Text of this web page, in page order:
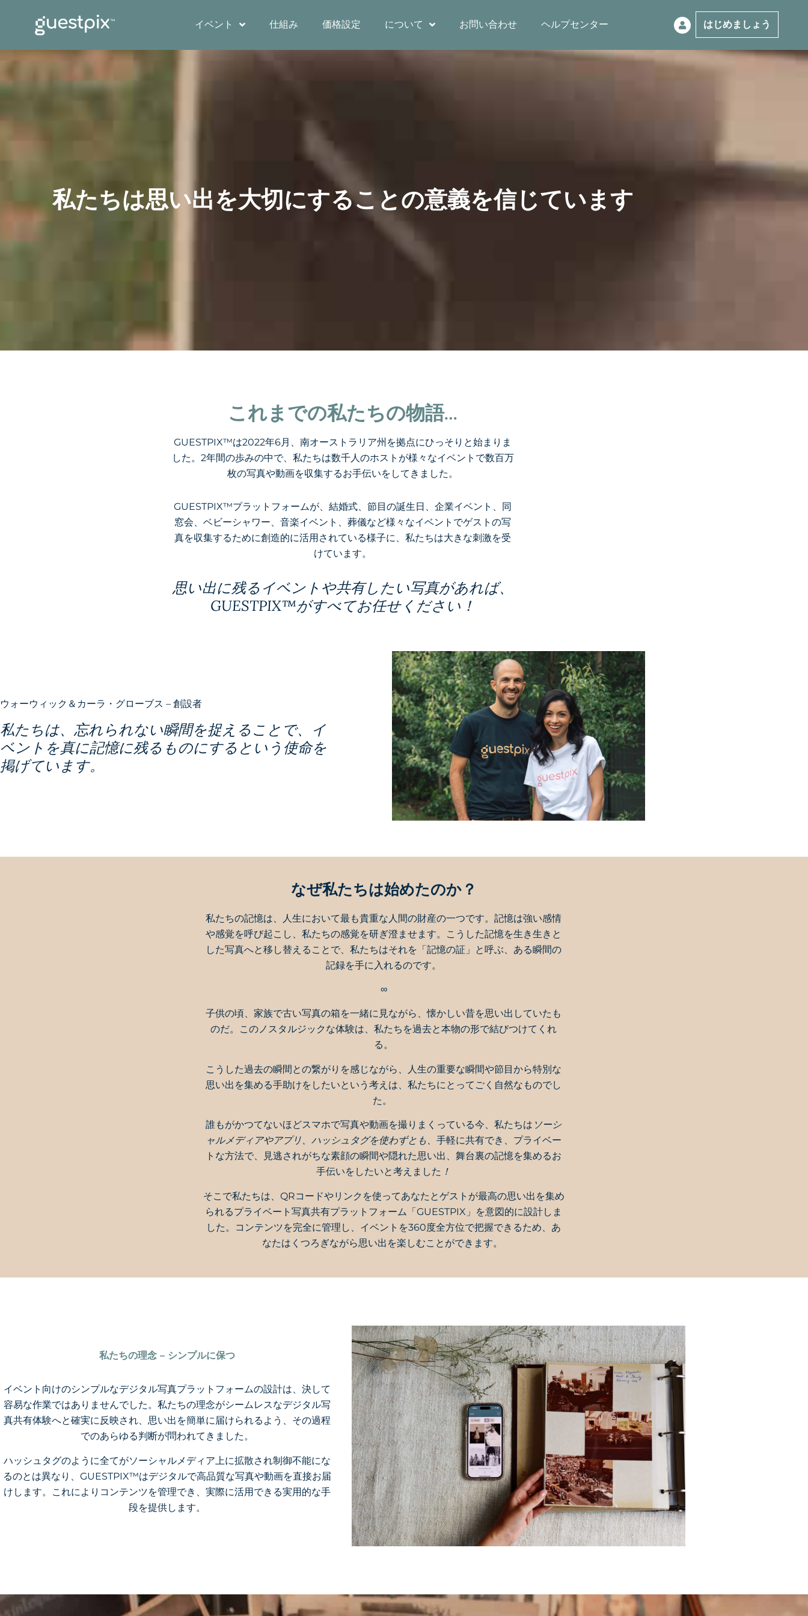
イベント 仕組み 価格設定 について お問い合わせ ヘルプセンター はじめましょう
私たちは思い出を大切にすることの意義を信じています
これまでの私たちの物語…
GUESTPIX™は2022年6月、南オーストラリア州を拠点にひっそりと始まりま
した。2年間の歩みの中で、私たちは数千人のホストが様々なイベントで数百万
枚の写真や動画を収集するお手伝いをしてきました。
GUESTPIX™プラットフォームが、結婚式、節目の誕生日、企業イベント、同
窓会、ベビーシャワー、音楽イベント、葬儀など様々なイベントでゲストの写
真を収集するために創造的に活用されている様子に、私たちは大きな刺激を受
けています。
思い出に残るイベントや共有したい写真があれば、
GUESTPIX™がすべてお任せください！
ウォーウィック＆カーラ・グローブス – 創設者
私たちは、忘れられない瞬間を捉えることで、イ
ベントを真に記憶に残るものにするという使命を
掲げています。
なぜ私たちは始めたのか？
私たちの記憶は、人生において最も貴重な人間の財産の一つです。記憶は強い感情
や感覚を呼び起こし、私たちの感覚を研ぎ澄ませます。こうした記憶を生き生きと
した写真へと移し替えることで、私たちはそれを「記憶の証」と呼ぶ、ある瞬間の
記録を手に入れるのです。
∞
子供の頃、家族で古い写真の箱を一緒に見ながら、懐かしい昔を思い出していたも
のだ。このノスタルジックな体験は、私たちを過去と本物の形で結びつけてくれ
る。
こうした過去の瞬間との繋がりを感じながら、人生の重要な瞬間や節目から特別な
思い出を集める手助けをしたいという考えは、私たちにとってごく自然なものでし
た。
誰もがかつてないほどスマホで写真や動画を撮りまくっている今、私たちは ソーシ
ャルメディアやアプリ、ハッシュタグを使わずとも、手軽に共有でき、プライベー
トな方法で、見逃されがちな素顔の瞬間や隠れた思い出、舞台裏の記憶を集めるお
手伝いをしたいと考えました ！
そこで私たちは、QRコードやリンクを使ってあなたとゲストが最高の思い出を集め
られるプライベート写真共有プラットフォーム「GUESTPIX」を意図的に設計しま
した。コンテンツを完全に管理し、イベントを360度全方位で把握できるため、あ
なたはくつろぎながら思い出を楽しむことができます。
私たちの理念 – シンプルに保つ
イベント向けのシンプルなデジタル写真プラットフォームの設計は、決して
容易な作業ではありませんでした。私たちの理念がシームレスなデジタル写
真共有体験へと確実に反映され、思い出を簡単に届けられるよう、その過程
でのあらゆる判断が問われてきました。
ハッシュタグのように全てがソーシャルメディア上に拡散され制御不能にな
るのとは異なり、GUESTPIX™はデジタルで高品質な写真や動画を直接お届
けします。これによりコンテンツを管理でき、実際に活用できる実用的な手
段を提供します。